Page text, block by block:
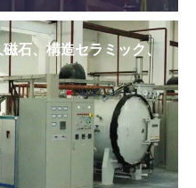
石、構造セラミック、